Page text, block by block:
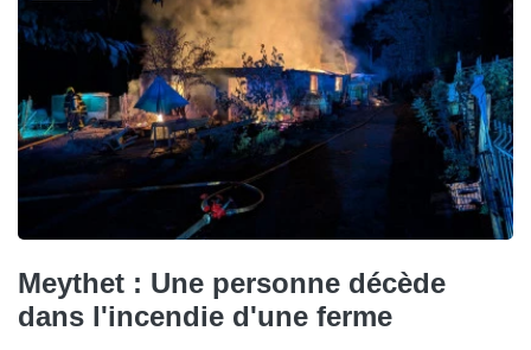
Meythet : Une personne décède
dans l'incendie d'une ferme